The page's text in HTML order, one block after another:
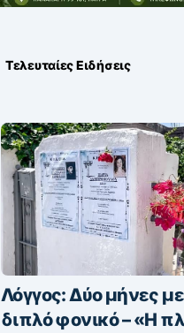
Τελευταίες Ειδήσεις
Λόγγος: Δύο μήνες
διπλό φονικό – «H